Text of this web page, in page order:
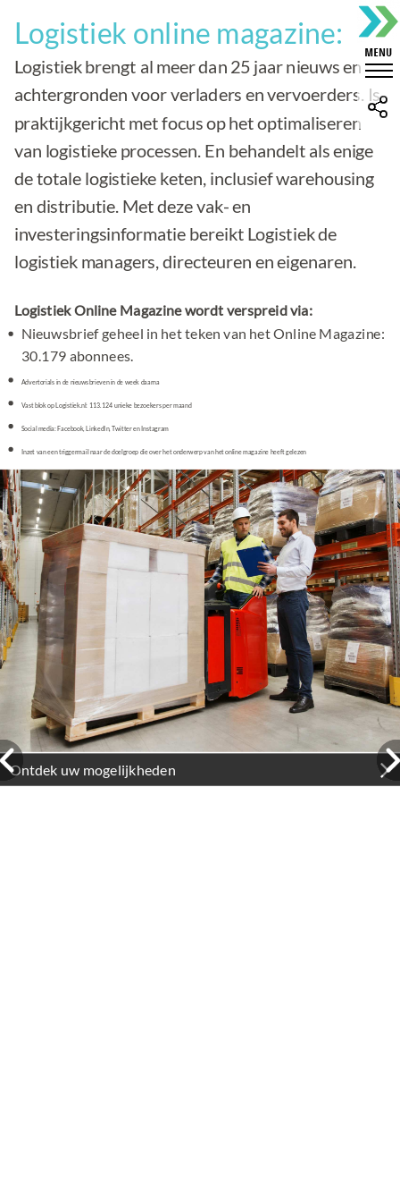
Logistiek online magazine:
Logistiek brengt al meer dan 25 jaar nieuws en
achtergronden voor verladers en vervoerders. Is
praktijkgericht met focus op het optimaliseren
van logistieke processen. En behandelt als enige
de totale logistieke keten, inclusief warehousing
en distributie. Met deze vak- en
investeringsinformatie bereikt Logistiek de
logistiek managers, directeuren en eigenaren.
Logistiek Online Magazine wordt verspreid via:
Nieuwsbrief geheel in het teken van het Online Magazine:
30.179 abonnees.
Advertorials in de nieuwsbrieven in de week daarna
Vast blok op Logistiek.nl: 113.124 unieke bezoekers per maand
Social media: Facebook, LinkedIn, Twitter en Instagram
Inzet van een triggermail naar de doelgroep die over het onderwerp van het online magazine heeft gelezen
Ontdek uw mogelijkheden